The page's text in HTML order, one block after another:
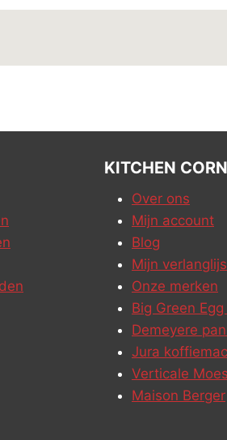
KITCHEN
Over ons
Mijn account
Blog
Mijn
Onze merken
Big Green
Demeyere
Jura
Verticale
Maison Berger